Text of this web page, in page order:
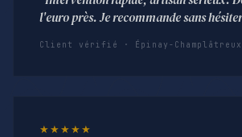
l'euro près. Je recommande sans
Client vérifié · Épinay-Champlâtreux
★★★★★